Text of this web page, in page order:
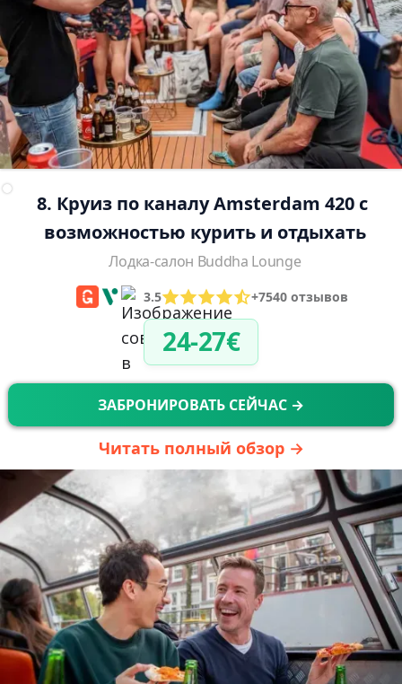
8. Круиз по каналу Amsterdam 420 с
возможностью курить и отдыхать
Лодка-салон Buddha Lounge
3.5 +7540 отзывов
24-27€
ЗАБРОНИРОВАТЬ СЕЙЧАС →
Читать полный обзор →